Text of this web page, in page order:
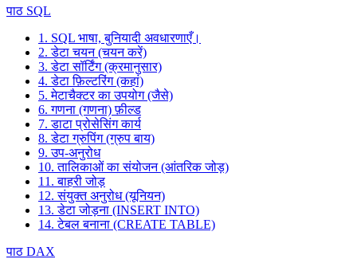
पाठ SQL
1. SQL भाषा, बुनियादी अवधारणाएँ।
2. डेटा चयन (चयन करें)
3. डेटा सॉर्टिंग (क्रमानुसार)
4. डेटा फ़िल्टरिंग (कहां)
5. मेटाचैक्टर का उपयोग (जैसे)
6. गणना (गणना) फ़ील्ड
7. डाटा प्रोसेसिंग कार्य
8. डेटा ग्रुपिंग (ग्रुप बाय)
9. उप-अनुरोध
10. तालिकाओं का संयोजन (आंतरिक जोड़)
11. बाहरी जोड़
12. संयुक्त अनुरोध (यूनियन)
13. डेटा जोड़ना (INSERT INTO)
14. टेबल बनाना (CREATE TABLE)
पाठ DAX